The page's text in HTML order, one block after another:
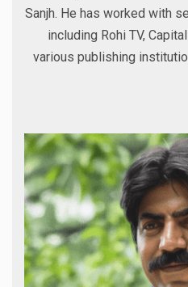
Sanjh. He has worked with
including Rohi TV,
various publishing